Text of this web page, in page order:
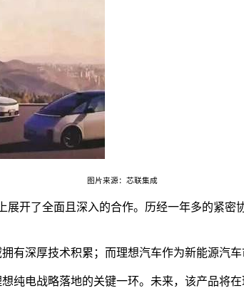
图片来源：芯联集成
开了全面且深入的合作。历经一年多的紧
有深厚技术积累；而理想汽车作为新能源汽
纯电战略落地的关键一环。未来，该产品将在